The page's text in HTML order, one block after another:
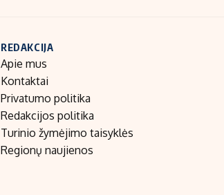
REDAKCIJA
Apie mus
Kontaktai
Privatumo politika
Redakcijos politika
Turinio žymėjimo taisyklės
Regionų naujienos